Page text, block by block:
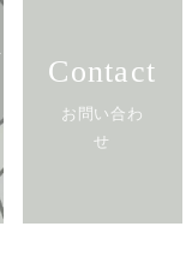
Contact
お問い合わ
せ